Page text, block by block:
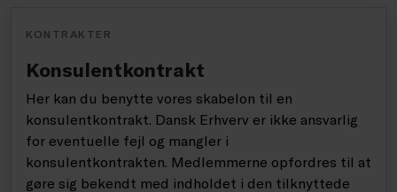
KONTRAKTER
Konsulentkontrakt
Her kan du benytte vores skabelon til en
konsulentkontrakt. Dansk Erhverv er ikke ansvarlig
for eventuelle fejl og mangler i
konsulentkontrakten. Medlemmerne opfordres til at
gøre sig bekendt med indholdet i den tilknyttede